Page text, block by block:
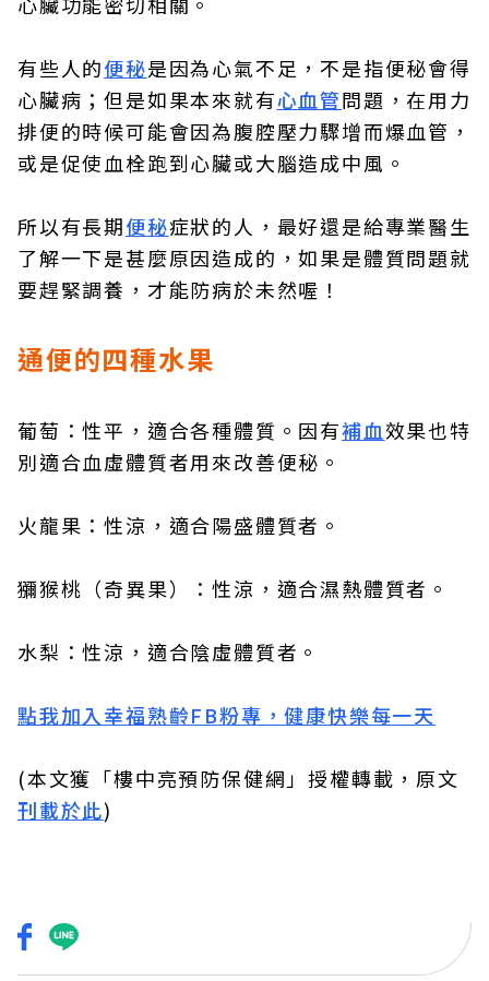
有些人的便秘是因為心氣不足，不是指便秘會得
心臟病；但是如果本來就有心血管問題，在用力
排便的時候可能會因為腹腔壓力驟增而爆血管，
或是促使血栓跑到心臟或大腦造成中風。
所以有長期便秘症狀的人，最好還是給專業醫生
了解一下是甚麼原因造成的，如果是體質問題就
要趕緊調養，才能防病於未然喔！
通便的四種水果
葡萄：性平，適合各種體質。因有補血效果也特
別適合血虛體質者用來改善便秘。
火龍果：性涼，適合陽盛體質者。
獼猴桃（奇異果）：性涼，適合濕熱體質者。
水梨：性涼，適合陰虛體質者。
點我加入幸福熟齡FB粉專，健康快樂每一天
(本文獲「樓中亮預防保健網」授權轉載，原文
刊載於此)